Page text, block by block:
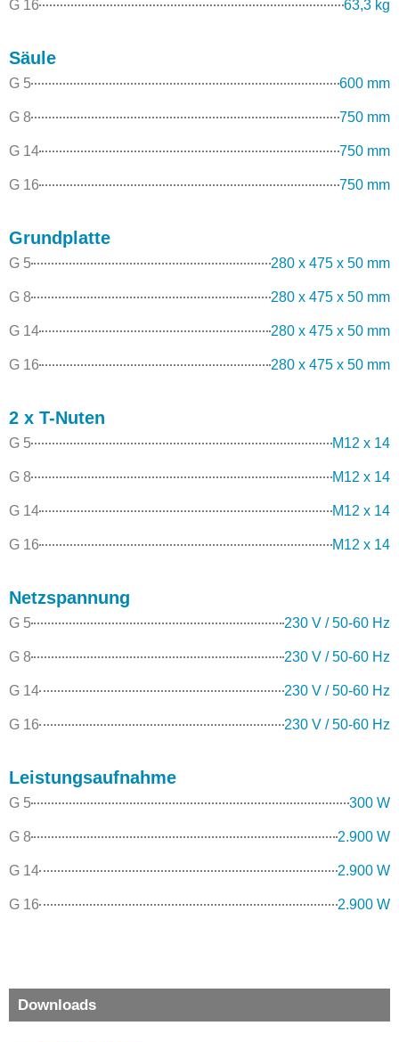
G 16 63,3 kg
Säule
G 5 600 mm
G 8 750 mm
G 14 750 mm
G 16 750 mm
Grundplatte
G 5 280 x 475 x 50 mm
G 8 280 x 475 x 50 mm
G 14 280 x 475 x 50 mm
G 16 280 x 475 x 50 mm
2 x T-Nuten
G 5 M12 x 14
G 8 M12 x 14
G 14 M12 x 14
G 16 M12 x 14
Netzspannung
G 5 230 V / 50-60 Hz
G 8 230 V / 50-60 Hz
G 14 230 V / 50-60 Hz
G 16 230 V / 50-60 Hz
Leistungsaufnahme
G 5 300 W
G 8 2.900 W
G 14 2.900 W
G 16 2.900 W
Downloads